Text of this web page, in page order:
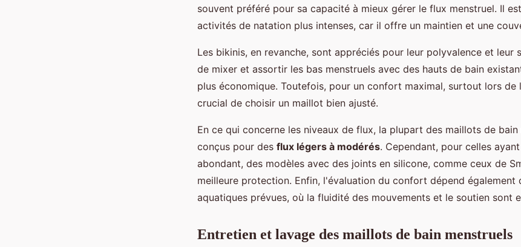
souvent préféré pour sa capacité à mieux gérer le flux menstruel. Il
activités de natation plus intenses, car il offre un maintien et une
Les bikinis, en revanche, sont appréciés pour leur polyvalence et leur
de mixer et assortir les bas menstruels avec des hauts de bain
plus économique. Toutefois, pour un confort maximal, surtout lors de
crucial de choisir un maillot bien ajusté.
En ce qui concerne les niveaux de flux, la plupart des maillots de bain
conçus pour des flux légers à modérés. Cependant, pour celles
abondant, des modèles avec des joints en silicone, comme ceux de
meilleure protection. Enfin, l'évaluation du confort dépend également
aquatiques prévues, où la fluidité des mouvements et le soutien sont
Entretien et lavage des maillots de bain menstruels